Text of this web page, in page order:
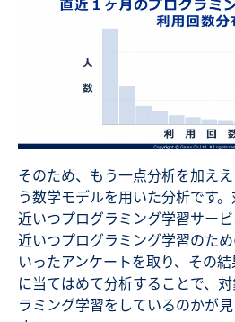
そのため、もう一点分析を加え
う数学モデルを用いた分析です
近いつプログラミング学習サー
近いつプログラミング学習のた
いったアンケートを取り、その
に当てはめて分析することで、
ラミング学習をしているのかが